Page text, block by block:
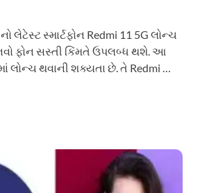
લેટેસ્ટ સ્માર્ટફોન Redmi 11 5G લોન્ચ
ફોન સસ્તી કિંમતે ઉપલબ્ધ થશે. આ
લોન્ચ થવાની શક્યતા છે. તે Redmi …